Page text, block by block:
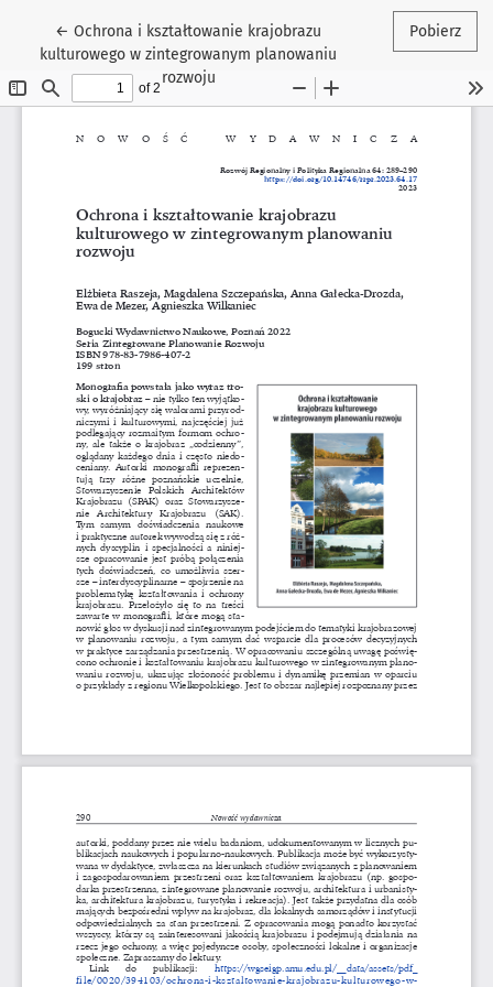
←Wróć do szczegółów artykułu
Ochrona i kształtowanie krajobrazu
kulturowego w zintegrowanym planowaniu
rozwoju
Pobierz